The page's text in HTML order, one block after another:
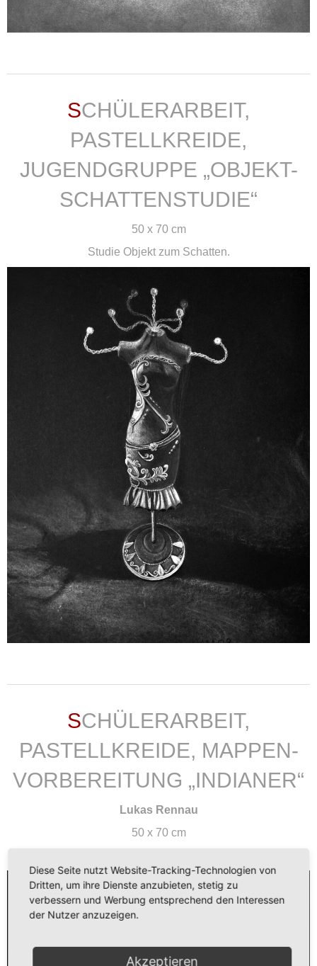
SCHÜLERARBEIT,
PASTELLKREIDE,
JUGENDGRUPPE „OBJEKT-
SCHATTENSTUDIE“
50 x 70 cm
Studie Objekt zum Schatten.
SCHÜLERARBEIT,
PASTELLKREIDE, MAPPEN-
VORBEREITUNG „INDIANER“
Lukas Rennau
50 x 70 cm
Diese Seite nutzt Website-Tracking-Technologien von
Dritten, um ihre Dienste anzubieten, stetig zu
verbessern und Werbung entsprechend den Interessen
der Nutzer anzuzeigen.
Akzeptieren